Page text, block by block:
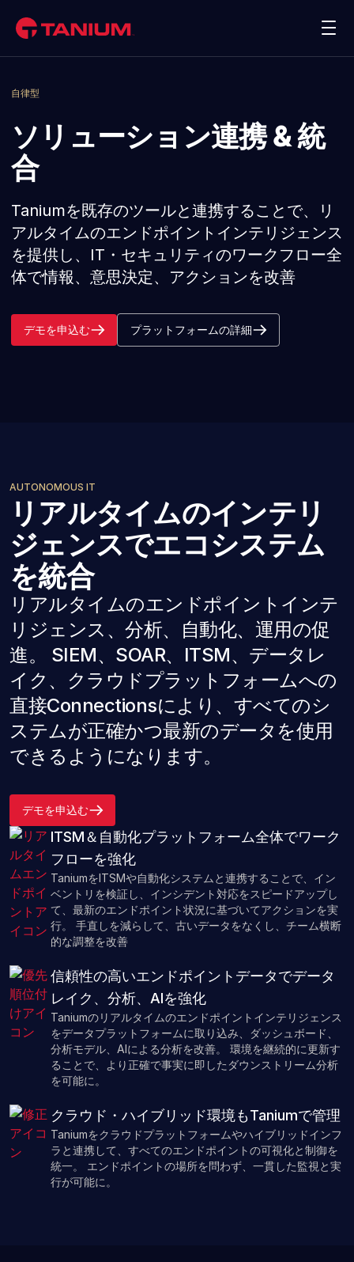
ソリューション
Taniumのお客様
パートナー
リソース
企業情報
お問合わせ
自律型
ソリューション連携 & 統
合
Taniumを既存のツールと連携することで、リ
アルタイムのエンドポイントインテリジェンス
を提供し、IT・セキュリティのワークフロー全
体で情報、意思決定、アクションを改善
デモを申込む プラットフォームの詳細
AUTONOMOUS IT
リアルタイムのインテリ
ジェンスでエコシステム
を統合
リアルタイムのエンドポイントインテ
リジェンス、分析、自動化、運用の促
進。 SIEM、SOAR、ITSM、データレ
イク、クラウドプラットフォームへの
直接Connectionsにより、すべてのシ
ステムが正確かつ最新のデータを使用
できるようになります。
デモを申込む
ITSM＆自動化プラットフォーム全体でワーク
フローを強化
TaniumをITSMや自動化システムと連携することで、イン
ベントリを検証し、インシデント対応をスピードアップし
て、最新のエンドポイント状況に基づいてアクションを実
行。 手直しを減らして、古いデータをなくし、チーム横断
的な調整を改善
信頼性の高いエンドポイントデータでデータ
レイク、分析、AIを強化
Taniumのリアルタイムのエンドポイントインテリジェンス
をデータプラットフォームに取り込み、ダッシュボード、
分析モデル、AIによる分析を改善。 環境を継続的に更新す
ることで、より正確で事実に即したダウンストリーム分析
を可能に。
クラウド・ハイブリッド環境もTaniumで管理
Taniumをクラウドプラットフォームやハイブリッドインフ
ラと連携して、すべてのエンドポイントの可視化と制御を
統一。 エンドポイントの場所を問わず、一貫した監視と実
行が可能に。